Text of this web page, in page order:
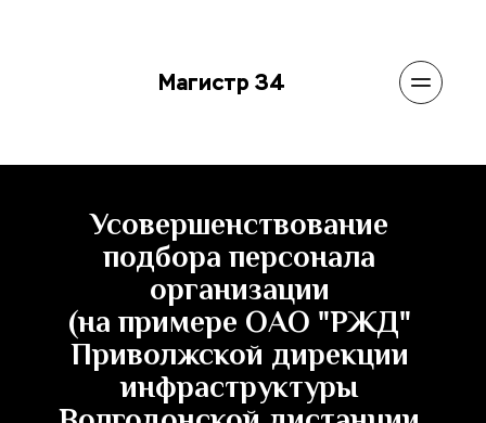
Магистр 34
Усовершенствование
подбора персонала
организации
(на примере ОАО "РЖД"
Приволжской дирекции
инфраструктуры